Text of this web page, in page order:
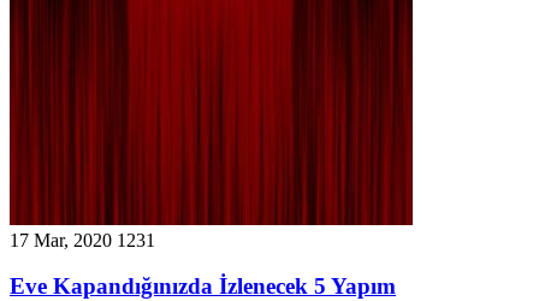
17 Mar, 2020 1231
Eve Kapandığınızda İzlenecek 5 Yapım